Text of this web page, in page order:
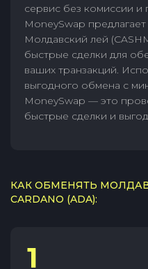
сервис без комиссии и
MoneySwap
Молдавский лей
быстрые сделки для
ваших транзакций.
выгодного обмена с
MoneySwap — это
быстрые сделки и
КАК ОБМЕНЯТЬ
CARDANO (ADA):
1